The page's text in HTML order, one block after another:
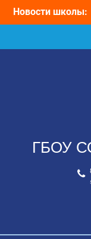
Новости школы:
ГБОУ